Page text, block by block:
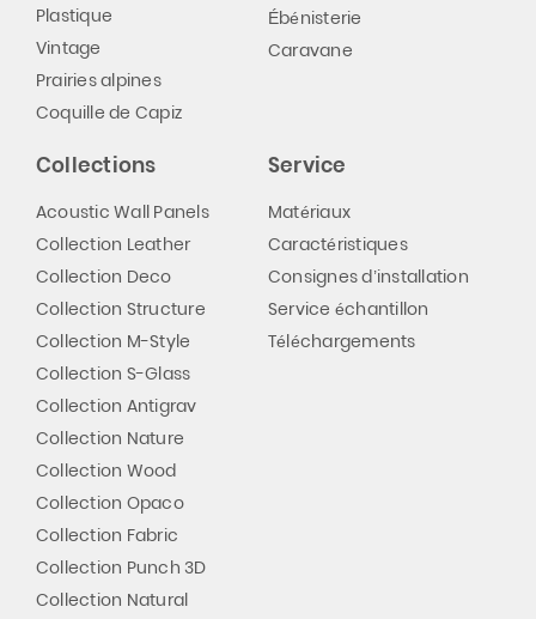
Plastique
Vintage
Prairies alpines
Coquille de Capiz
Ébénisterie
Caravane
Collections
Acoustic Wall Panels
Collection Leather
Collection Deco
Collection Structure
Collection M-Style
Collection S-Glass
Collection Antigrav
Collection Nature
Collection Wood
Collection Opaco
Collection Fabric
Collection Punch 3D
Collection Natural
Service
Matériaux
Caractéristiques
Consignes d’installation
Service échantillon
Téléchargements